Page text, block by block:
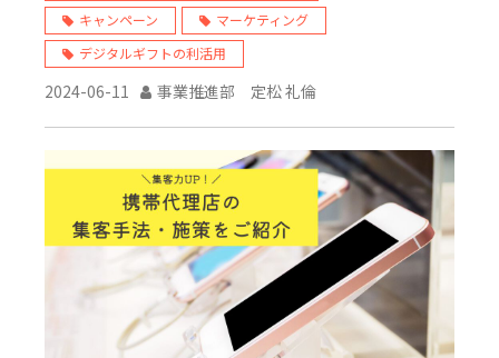
キャンペーン
マーケティング
デジタルギフトの利活用
2024-06-11 事業推進部 定松 礼倫